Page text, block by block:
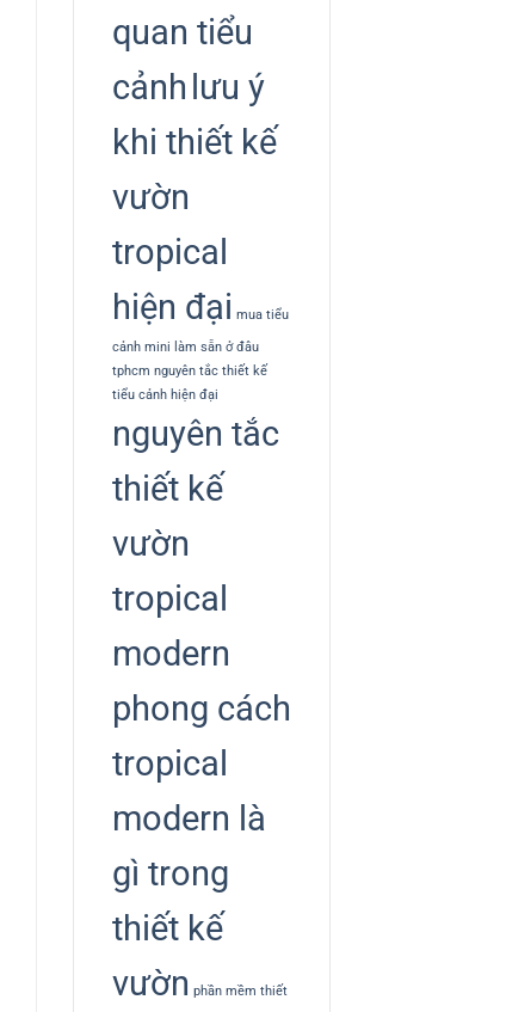
quan tiểu
cảnh lưu ý
khi thiết kế
vườn
tropical
hiện đại mua tiểu
cảnh mini làm sẵn ở đâu
tphcm nguyên tắc thiết kế
tiểu cảnh hiện đại
nguyên tắc
thiết kế
vườn
tropical
modern
phong cách
tropical
modern là
gì trong
thiết kế
vườn phần mềm thiết